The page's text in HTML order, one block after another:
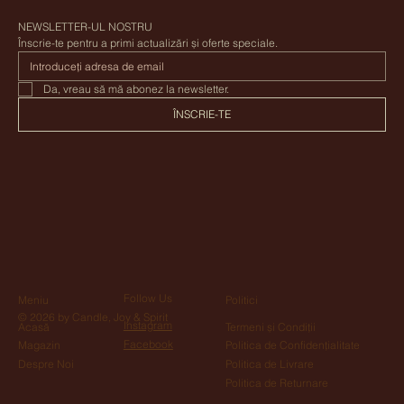
NEWSLETTER-UL NOSTRU
Înscrie-te pentru a primi actualizări și oferte speciale.
Da, vreau să mă abonez la newsletter.
ÎNSCRIE-TE
© 2026 by Candle, Joy & Spirit
Meniu
Acasă
Magazin
Despre Noi
Follow Us
Instagram
Facebook
Politici
Termeni și Condiții
Politica de Confidențialitate
Politica de Livrare
Politica de Returnare